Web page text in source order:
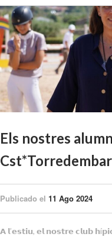
Els nostres
Publicado el 11 Ago 2024
𝗔 𝗹’𝗲𝘀𝘁𝗶𝘂, 𝗲𝗹 𝗻𝗼𝘀𝘁𝗿𝗲 𝗰𝗹𝘂𝗯